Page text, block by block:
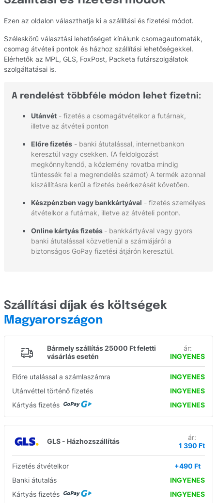
Ezen az oldalon választhatja ki a szállítási és fizetési módot.
Széleskörű választási lehetőséget kínálunk csomagautomaták,
csomag átvételi pontok és házhoz szállítási lehetőségekkel.
Elérhetők az MPL, GLS, FoxPost, Packeta futárszolgálatok
szolgáltatásai is.
A rendelést többféle módon lehet fizetni:
Utánvét - fizetés a csomagátvételkor a futárnak,
illetve az átvételi ponton
Előre fizetés - banki átutalással, internetbankon
keresztül vagy csekken. (A feldolgozást
megkönnyítendő, a közlemény rovatba mindig
tüntessék fel a megrendelés számot) A termék azonnal
kiszállításra kerül a fizetés beérkezését követően.
Készpénzben vagy bankkártyával - fizetés személyes
átvételkor a futárnak, illetve az átvételi ponton.
Online kártyás fizetés - bankkártyával vagy gyors
banki átutalással közvetlenül a számlájáról a
biztonságos GoPay fizetési átjárón keresztül.
Szállítási díjak és költségek
Magyarországon
Bármely szállítás 25000 Ft feletti
vásárlás esetén
ár:
INGYENES
Előre utalással a számlaszámra
INGYENES
Utánvéttel történő fizetés
INGYENES
Kártyás fizetés
INGYENES
GLS - Házhozszállítás
ár:
1 390 Ft
Fizetés átvételkor
+490 Ft
Banki átutalás
INGYENES
Kártyás fizetés
INGYENES